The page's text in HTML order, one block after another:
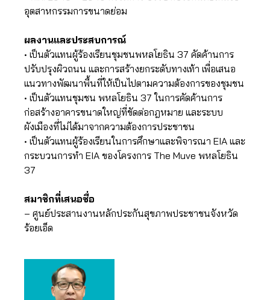
อุตสาหกรรมการขนาดย่อม
ผลงานและประสบการณ์
• เป็นตัวแทนผู้ร้องเรียนชุมชนพหลโยธิน 37 คัดค้านการ
ปรับปรุงผิวถนน และการสร้างยกระดับทางเท้า เพื่อเสนอ
แนวทางพัฒนาพื้นที่ให้เป็นไปตามความต้องการของชุมชน
• เป็นตัวแทนชุมชน พหลโยธิน 37 ในการคัดค้านการ
ก่อสร้างอาคารขนาดใหญ่ที่ขัดต่อกฎหมาย และระบบ
ผังเมืองที่ไม่ได้มาจากความต้องการประชาชน
• เป็นตัวแทนผู้ร้องเรียนในการศึกษาและพิจารณา EIA และ
กระบวนการทำ EIA ของโครงการ The Muve พหลโยธิน
37
สมาชิกที่เสนอชื่อ
– ศูนย์ประสานงานหลักประกันสุขภาพประชาชนจังหวัด
ร้อยเอ็ด